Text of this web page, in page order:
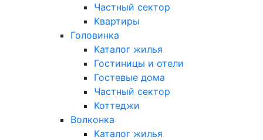
Частный сектор
Квартиры
Головинка
Каталог жилья
Гостиницы и отели
Гостевые дома
Частный сектор
Коттеджи
Волконка
Каталог жилья